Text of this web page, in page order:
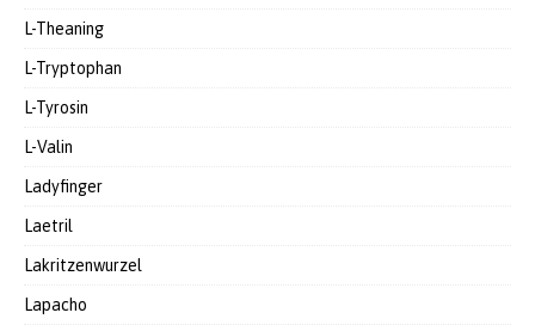
L-Theaning
L-Tryptophan
L-Tyrosin
L-Valin
Ladyfinger
Laetril
Lakritzenwurzel
Lapacho